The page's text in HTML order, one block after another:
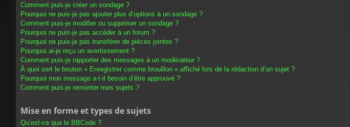
Comment puis-je créer un sondage ?
Pourquoi ne puis-je pas ajouter plus d’options à un sondage ?
Comment puis-je modifier ou supprimer un sondage ?
Pourquoi ne puis-je pas accéder à un forum ?
Pourquoi ne puis-je pas transférer de pièces jointes ?
Pourquoi ai-je reçu un avertissement ?
Comment puis-je rapporter des messages à un modérateur ?
À quoi sert le bouton « Enregistrer comme brouillon » affiché lors de la rédaction d’un sujet ?
Pourquoi mon message a-t-il besoin d’être approuvé ?
Comment puis-je remonter mes sujets ?
Mise en forme et types de sujets
Qu’est-ce que le BBCode ?